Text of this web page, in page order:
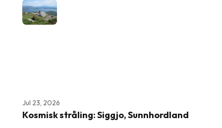
Jul 23, 2026
Kosmisk stråling: Siggjo, Sunnhordland